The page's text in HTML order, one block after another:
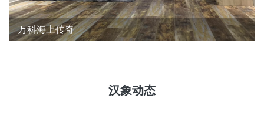
万科海上传奇
汉象动态